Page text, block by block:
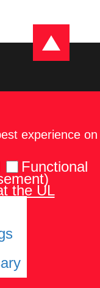
un norādes
reserved.
experience on
Functional
the UL